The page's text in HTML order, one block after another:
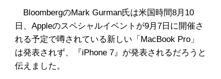
BloombergのMark Gurman氏は米国時間8月10
日、Appleのスペシャルイベントが9月7日に開催さ
れる予定で噂されている新しい「MacBook Pro」
は発表されず、『iPhone 7』が発表されるだろうと
伝えました。